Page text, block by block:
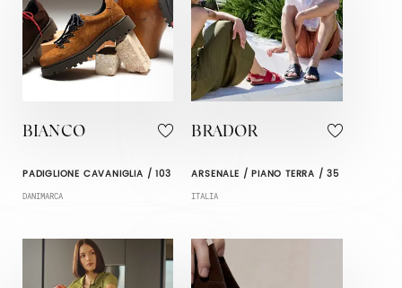
BIANCO
PADIGLIONE CAVANIGLIA / 103
DANIMARCA
BRADOR
ARSENALE / PIANO TERRA / 35
ITALIA